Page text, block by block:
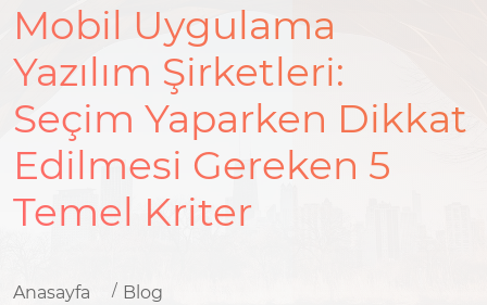
Mobil Uygulama
Yazılım Şirketleri:
Seçim Yaparken Dikkat
Edilmesi Gereken 5
Temel Kriter
Anasayfa Blog